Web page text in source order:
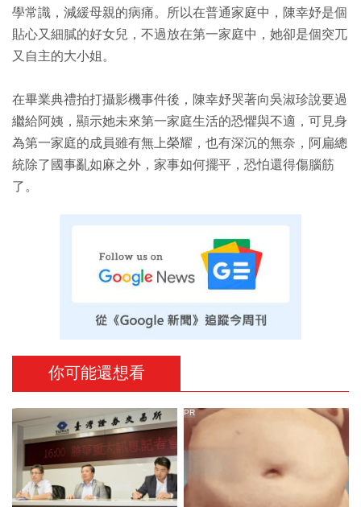
學常識，減緩母親的病痛。所以在普通家庭中，陳幸妤是個
貼心又細膩的好女兒，不過放在第一家庭中，她卻是個突兀
又自主的大小姐。
在畢業典禮拍打攝影機事件後，陳幸妤哭著向吳淑珍說要過
繼給阿姨，顯示她未來第一家庭生活的恐懼與不適，可見身
為第一家庭的成員雖有無上榮耀，也有深沉的無奈，阿扁總
統除了國事亂如麻之外，家事如何擺平，恐怕還得傷腦筋
了。
你可能還想看
PR